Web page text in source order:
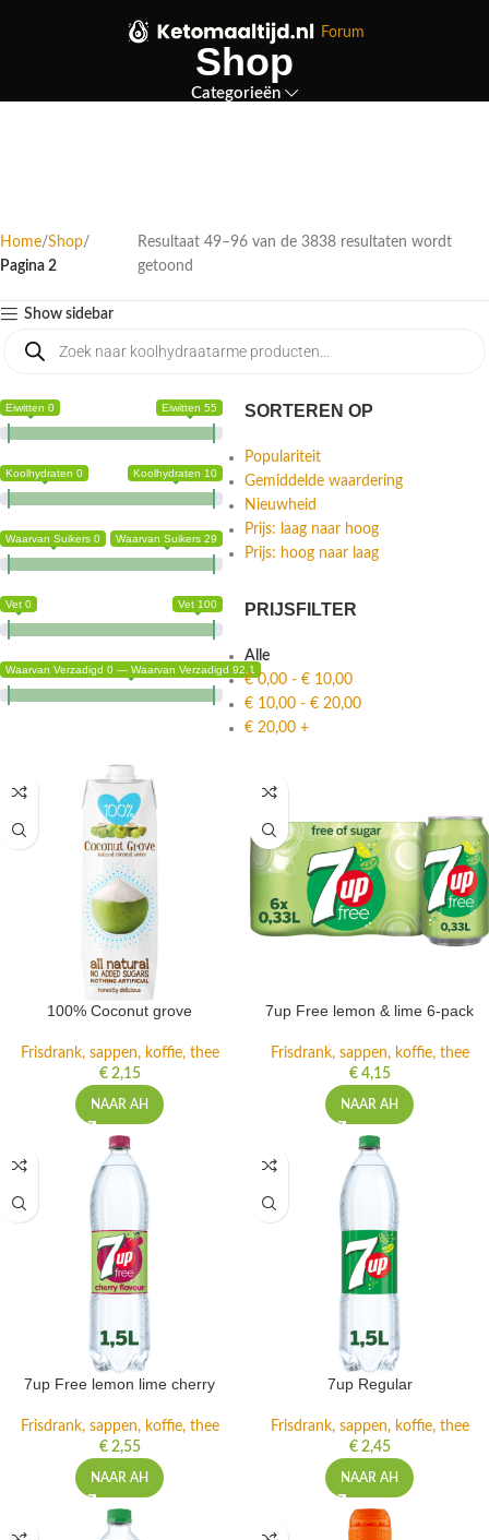
Forum
Shop
Categorieën
Home Shop
Pagina 2
Resultaat 49–96 van de 3838 resultaten wordt
getoond
Show sidebar
Eiwitten 0 Eiwitten 55
Koolhydraten 0 Koolhydraten 10
Waarvan Suikers 0 Waarvan Suikers 29
Vet 0 Vet 100
Waarvan Verzadigd 0 — Waarvan Verzadigd 92.1
SORTEREN OP
Populariteit
Gemiddelde waardering
Nieuwheid
Prijs: laag naar hoog
Prijs: hoog naar laag
PRIJSFILTER
Alle
€0,00 - € 10,00
€ 10,00 - € 20,00
€ 20,00 +
100% Coconut grove
Frisdrank, sappen, koffie, thee
€2,15
NAAR AH
7up Free lemon & lime 6-pack
Frisdrank, sappen, koffie, thee
€4,15
NAAR AH
7up Free lemon lime cherry
Frisdrank, sappen, koffie, thee
€2,55
NAAR AH
7up Regular
Frisdrank, sappen, koffie, thee
€2,45
NAAR AH